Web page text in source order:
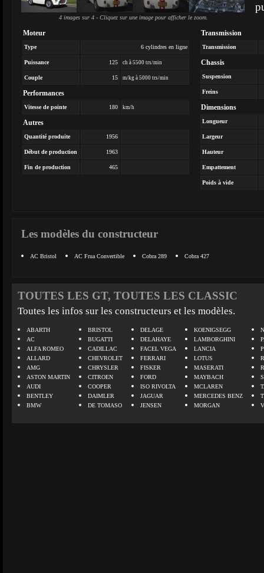
4 images sur 4 - Cliquez sur une image pour afficher le zoom.
Moteur
Type 6 cylindres en ligne
Puissance 125 ch à 5500 trs/min
Couple 15 m/kg à 5000 trs/min
Performances
Vitesse de pointe 180 km/h
Autres
Quantité produite 1956
Début de production 1963
Fin de production 465
Transmission
Transmission
Chassis
Suspension
Freins
Dimensions
Longueur
Largeur
Hauteur
Empattement
Poids à vide
Les modèles du constructeur
AC Bristol AC Frua Convertible Cobra 289 Cobra 427
TOUTES LES GT, TOUTES LES CLASSIC
Toutes les infos sur les constructeurs et les modèles.
ABARTH
AC
ALFA ROMEO
ALLARD
AMG
ASTON MARTIN
AUDI
BENTLEY
BMW
BRISTOL
BUGATTI
CADILLAC
CHEVROLET
CHRYSLER
CITROEN
COOPER
DAIMLER
DE TOMASO
DELAGE
DELAHAYE
FACEL VEGA
FERRARI
FISKER
FORD
ISO RIVOLTA
JAGUAR
JENSEN
KOENIGSEGG
LAMBORGHINI
LANCIA
LOTUS
MASERATI
MAYBACH
MCLAREN
MERCEDES BENZ
MORGAN